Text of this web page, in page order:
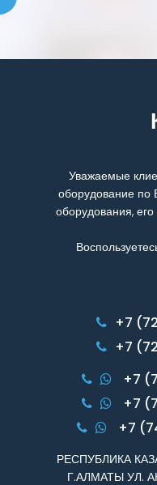
Уважаемые
оборудование по
оборудования,
+7
+7
+7
+7
+7
РЕСПУБЛИКА
Г.АЛМАТЫ УЛ.